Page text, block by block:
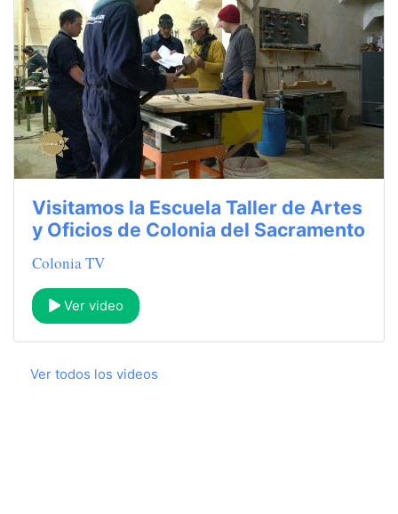
Visitamos la Escuela Taller de Artes
y Oficios de Colonia del Sacramento
Colonia TV
Ver video
Ver todos los videos